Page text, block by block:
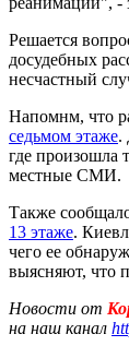
Решается
досудебных
несчастный
Напомнм, что
седьмом этаже.
где произошла
местные СМИ.
Также
13 этаже.
чего ее
выясняют, что
Новости от
на наш канал